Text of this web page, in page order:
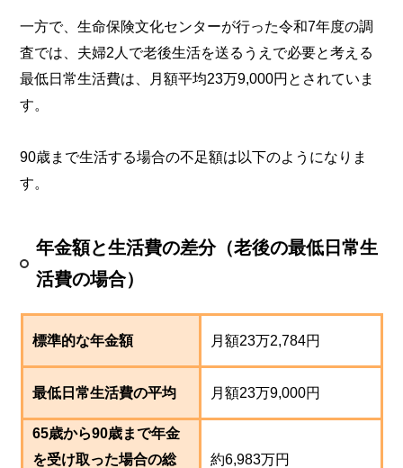
一方で、生命保険文化センターが行った令和7年度の調
査では、夫婦2人で老後生活を送るうえで必要と考える
最低日常生活費は、月額平均23万9,000円とされていま
す。
90歳まで生活する場合の不足額は以下のようになりま
す。
年金額と生活費の差分（老後の最低日常生
活費の場合）
標準的な年金額 月額23万2,784円
最低日常生活費の平均 月額23万9,000円
65歳から90歳まで年金
を受け取った場合の総
約6,983万円